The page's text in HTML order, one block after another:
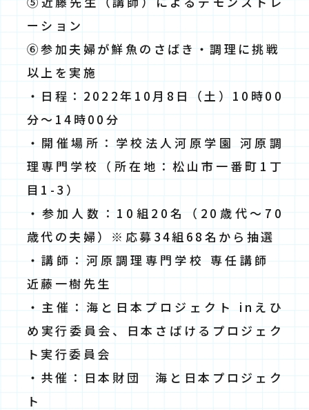
ーション
⑥参加夫婦が鮮魚のさばき・調理に挑戦
以上を実施
・日程：2022年10月8日（土）10時00
分～14時00分
・開催場所：学校法人河原学園 河原調
理専門学校（所在地：松山市一番町1丁
目1-3）
・参加人数：10組20名（20歳代～70
歳代の夫婦）※応募34組68名から抽選
・講師：河原調理専門学校 専任講師
近藤一樹先生
・主催：海と⽇本プロジェクト inえひ
め実⾏委員会、⽇本さばけるプロジェク
ト実⾏委員会
・共催：⽇本財団 海と⽇本プロジェク
ト